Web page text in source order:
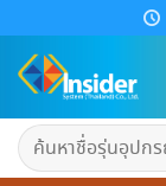
to
content
ค้นหา: